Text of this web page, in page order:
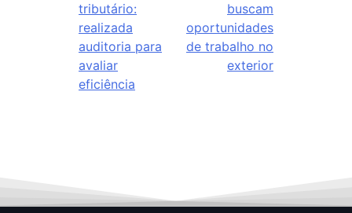
tributário:
realizada
auditoria para
avaliar
eficiência
buscam
oportunidades
de trabalho no
exterior